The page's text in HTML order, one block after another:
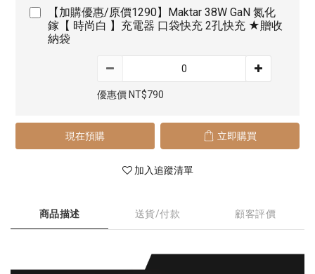
【加購優惠/原價1290】Maktar 38W GaN 氮化
鎵【 時尚白 】充電器 口袋快充 2孔快充 ★贈收
納袋
優惠價 NT$790
現在預購 立即購買
加入追蹤清單
商品描述 送貨/付款 顧客評價